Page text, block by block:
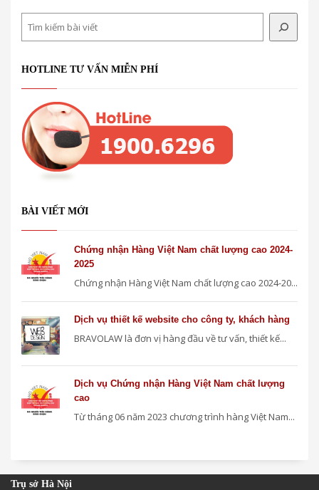
HOTLINE TƯ VẤN MIỄN PHÍ
BÀI VIẾT MỚI
Chứng nhận Hàng Việt Nam chất lượng cao 2024-
2025
Chứng nhận Hàng Việt Nam chất lượng cao 2024-20...
Dịch vụ thiết kế website cho công ty, khách hàng
BRAVOLAW là đơn vị hàng đầu về tư vấn, thiết kế...
Dịch vụ Chứng nhận Hàng Việt Nam chất lượng
cao
Từ tháng 06 năm 2023 chương trình hàng Việt Nam...
Trụ sở Hà Nội